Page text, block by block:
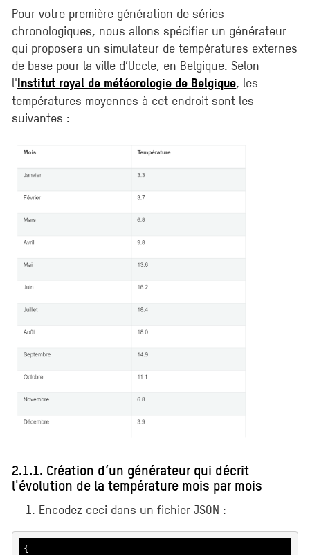
Pour votre première génération de séries
chronologiques, nous allons spécifier un générateur
qui proposera un simulateur de températures externes
de base pour la ville d’Uccle, en Belgique. Selon
l'Institut royal de météorologie de Belgique, les
températures moyennes à cet endroit sont les
suivantes :
2.1.1. Création d’un générateur qui décrit
l'évolution de la température mois par mois
1. Encodez ceci dans un fichier JSON :
{